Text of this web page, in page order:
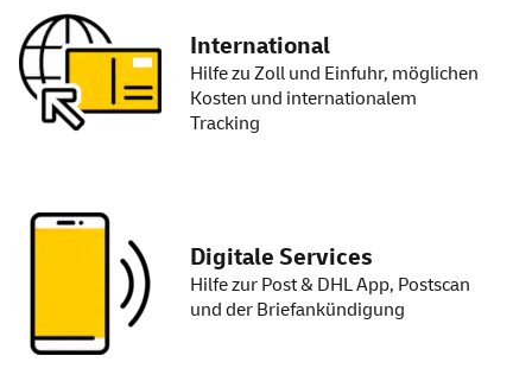
International
Hilfe zu Zoll und Einfuhr, möglichen
Kosten und internationalem
Tracking
Digitale Services
Hilfe zur Post & DHL App, Postscan
und der Briefankündigung